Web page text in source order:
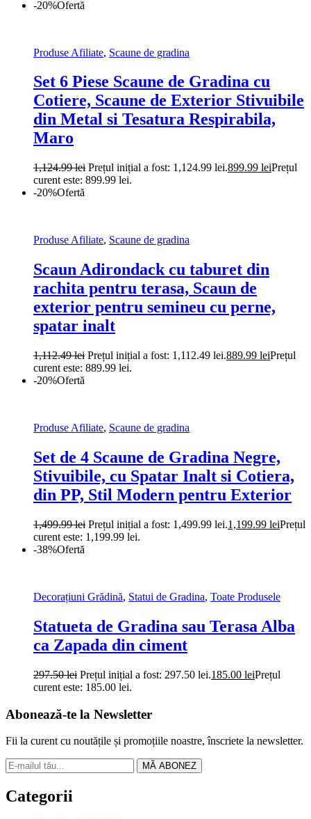
-20%Ofertă
Produse Afiliate, Scaune de gradina
Set 6 Piese Scaune de Gradina cu
Cotiere, Scaune de Exterior Stivuibile
din Metal si Tesatura Respirabila,
Maro
1,124.99lei Prețul inițial a fost: 1,124.99 lei.899.99 leiPrețul
curent este: 899.99 lei.
-20%Ofertă
Produse Afiliate, Scaune de gradina
Scaun Adirondack cu taburet din
rachita pentru terasa, Scaun de
exterior pentru semineu cu perne,
spatar inalt
1,112.49lei Prețul inițial a fost: 1,112.49 lei.889.99 leiPrețul
curent este: 889.99 lei.
-20%Ofertă
Produse Afiliate, Scaune de gradina
Set de 4 Scaune de Gradina Negre,
Stivuibile, cu Spatar Inalt si Cotiera,
din PP, Stil Modern pentru Exterior
1,499.99lei Prețul inițial a fost: 1,499.99 lei.1,199.99 leiPrețul
curent este: 1,199.99 lei.
-38%Ofertă
Decorațiuni Grădină, Statui de Gradina, Toate Produsele
Statueta de Gradina sau Terasa Alba
ca Zapada din ciment
297.50lei Prețul inițial a fost: 297.50 lei.185.00 leiPrețul
curent este: 185.00 lei.
Abonează-te la Newsletter
Fii la curent cu noutățile și promoțiile noastre, înscriete la newsletter.
MĂ ABONEZ
Categorii